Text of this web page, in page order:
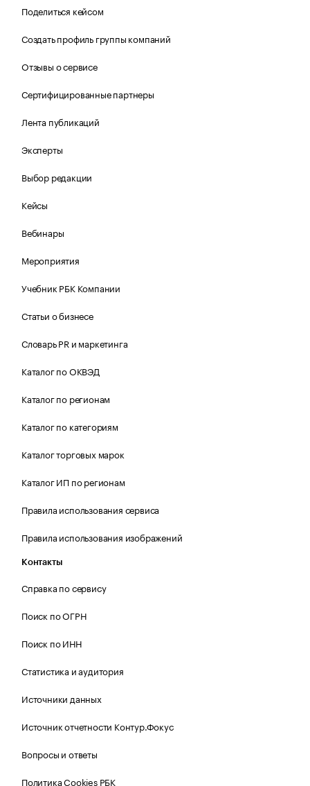
Поделиться кейсом
Создать профиль группы компаний
Отзывы о сервисе
Сертифицированные партнеры
Лента публикаций
Эксперты
Выбор редакции
Кейсы
Вебинары
Мероприятия
Учебник РБК Компании
Статьи о бизнесе
Словарь PR и маркетинга
Каталог по ОКВЭД
Каталог по регионам
Каталог по категориям
Каталог торговых марок
Каталог ИП по регионам
Правила использования сервиса
Правила использования изображений
Контакты
Справка по сервису
Поиск по ОГРН
Поиск по ИНН
Статистика и аудитория
Источники данных
Источник отчетности Контур.Фокус
Вопросы и ответы
Политика Cookies РБК